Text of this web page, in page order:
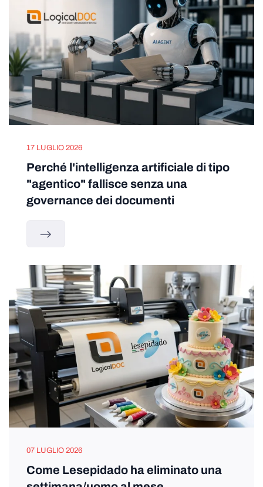
17 LUGLIO 2026
Perché l'intelligenza artificiale di tipo
"agentico" fallisce senza una
governance dei documenti
07 LUGLIO 2026
Come Lesepidado ha eliminato una